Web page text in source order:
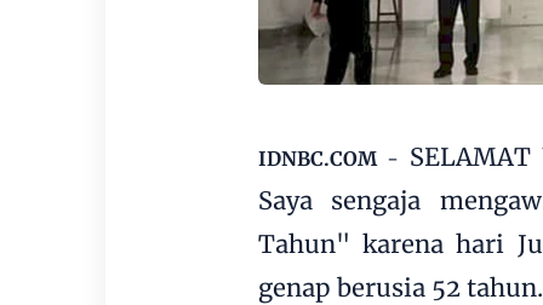
IDNBC.COM-
Saya sengaja
Tahun" karena hari
genap berusia 52 tahun.